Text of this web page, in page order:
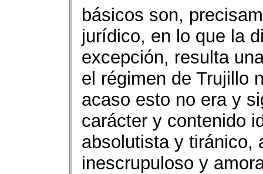
básicos son,
jurídico, en lo que la
excepción, resulta
el régimen de Trujillo
acaso esto no era y
carácter y contenido
absolutista y tiránico,
inescrupuloso y